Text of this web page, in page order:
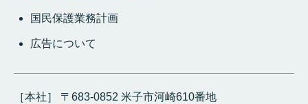
国民保護業務計画
広告について
［本社］ 〒683-0852 米子市河崎610番地